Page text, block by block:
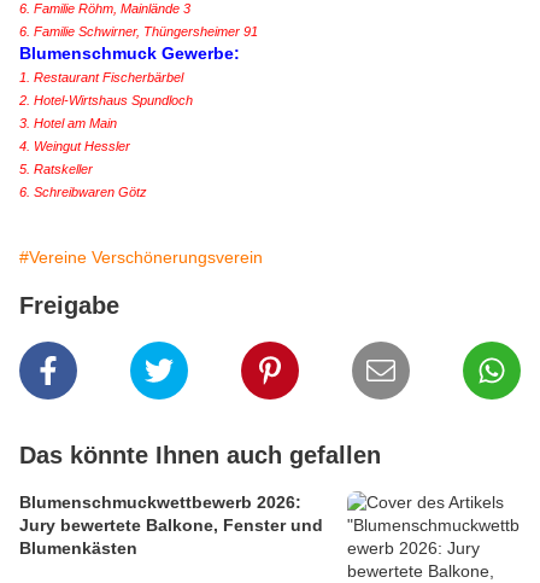
6. Familie Röhm, Mainlände 3
6. Familie Schwirner, Thüngersheimer 91
Blumenschmuck Gewerbe:
1. Restaurant Fischerbärbel
2. Hotel-Wirtshaus Spundloch
3. Hotel am Main
4. Weingut Hessler
5. Ratskeller
6. Schreibwaren Götz
#Vereine Verschönerungsverein
Freigabe
Das könnte Ihnen auch gefallen
Blumenschmuckwettbewerb 2026:
Jury bewertete Balkone, Fenster und
Blumenkästen